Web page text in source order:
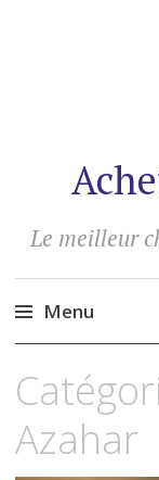
Le meilleur
Menu
au
Azahar